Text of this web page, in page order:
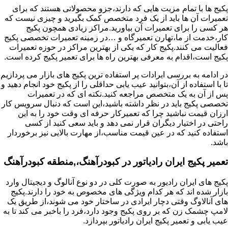
پکیج ها با تمام مزیت هایی که دارند،جزو محصولاتی هستند که برای
تعمیرات آن ها باید از یک فرد متخصص کمک بگیرید و چیزی نیست که
هر کسی را برای تعمیرات آن بیاورید.مراکز زیادی همچون پکیج
کار،خدمت از ما،تهارن تعمیرگاه و …در زمینه تعمیرات تخصصی پکیج
فعالیت می کنند.پکیج کار که یکی از بهترین مراکز در حوزه تعمیرات
پکیج است،اقدام به معرفی بهترین راه ها برای تعمیر پکیج کرده است.
در ادامه به بررسی ایرادات پر استفاده ترین پکیج های بازار می پردازیم
تا با استفاده از آن،بتوانید عیب یابی حداقلی را از پکیج خود انجام دهید و
پس از آن به یک متخصص مراجعه کنید.نکته ای که در تعمیرات
تخصصی پکیج باید در نظر داشته باشید،این است که دنبال سرویس کار
ارزان قیمت نباشید چرا که تعمیرکار حرفه ای وقت خود را به این
راحتی در اختیار دیگران قرار نمی دهد و باید سعی کنید از کسی
استفاده کنید که در عین قیمت مناسب،از مهارت بالایی نیز برخوردار
باشد.
تعمیر پکیج ایران رادیاتور در کبودرآهنگ،,منطقه کبودرآهنگ
پکیج های ایران رادیور به صورت کلی در دو نوع آنالوگ و دیجیتال وارد
بازار شده اند که هر کدام ویژگی های مخصوص به خود را دارند.پکیج
های آنالاوگ وقتی دچار ایرادی در ساختار خود می شوند،از طریق یک
لامپ چشمک زن که بر روی پکیج وجود دارد،فرد را باخبر می کند تا به
عیب یابی و تعمیر پکیج ایران رادیاتور بپردازد.